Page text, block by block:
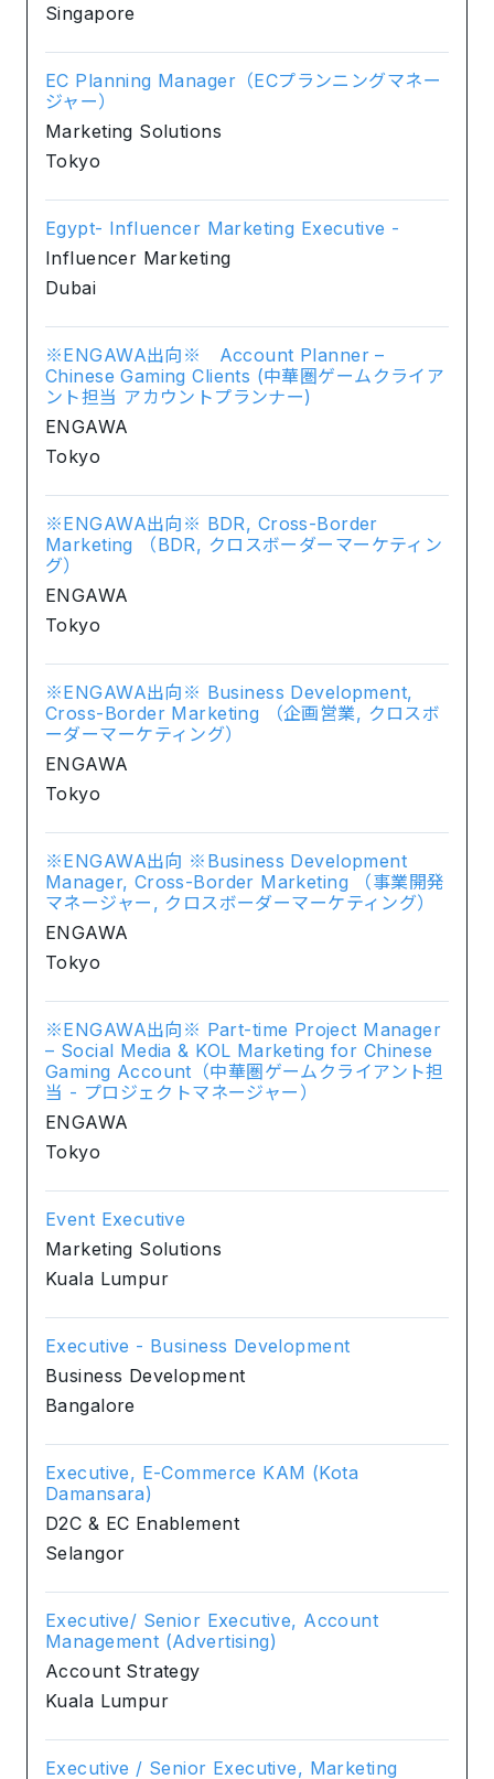
Singapore
EC Planning Manager（ECプランニングマネー
ジャー）
Marketing Solutions
Tokyo
Egypt- Influencer Marketing Executive -
Influencer Marketing
Dubai
※ENGAWA出向※ Account Planner –
Chinese Gaming Clients (中華圏ゲームクライア
ント担当 アカウントプランナー)
ENGAWA
Tokyo
※ENGAWA出向※ BDR, Cross-Border
Marketing （BDR, クロスボーダーマーケティン
グ）
ENGAWA
Tokyo
※ENGAWA出向※ Business Development,
Cross-Border Marketing （企画営業, クロスボ
ーダーマーケティング）
ENGAWA
Tokyo
※ENGAWA出向 ※Business Development
Manager, Cross-Border Marketing （事業開発
マネージャー, クロスボーダーマーケティング）
ENGAWA
Tokyo
※ENGAWA出向※ Part-time Project Manager
– Social Media & KOL Marketing for Chinese
Gaming Account（中華圏ゲームクライアント担
当 - プロジェクトマネージャー）
ENGAWA
Tokyo
Event Executive
Marketing Solutions
Kuala Lumpur
Executive - Business Development
Business Development
Bangalore
Executive, E-Commerce KAM (Kota
Damansara)
D2C & EC Enablement
Selangor
Executive/ Senior Executive, Account
Management (Advertising)
Account Strategy
Kuala Lumpur
Executive / Senior Executive, Marketing